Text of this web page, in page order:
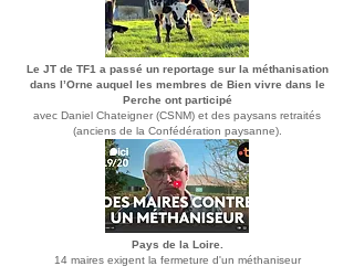
Le JT de TF1 a passé un reportage sur la méthanisation
dans l’Orne auquel les membres de Bien vivre dans le
Perche ont participé
avec Daniel Chateigner (CSNM) et des paysans retraités
(anciens de la Confédération paysanne).
Pays de la Loire.
14 maires exigent la fermeture d'un méthaniseur